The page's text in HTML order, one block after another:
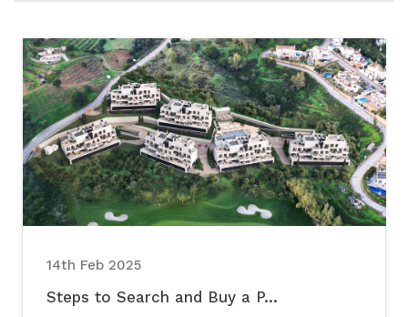
14th Feb 2025
Steps to Search and Buy a P...